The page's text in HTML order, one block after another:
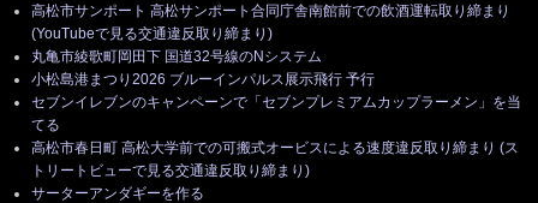
高松市サンポート 高松サンポート合同庁舎南館前での飲酒運転取り締まり
(YouTubeで見る交通違反取り締まり)
丸亀市綾歌町岡田下 国道32号線のNシステム
小松島港まつり2026 ブルーインパルス展示飛行 予行
セブンイレブンのキャンペーンで「セブンプレミアムカップラーメン」を当
てる
高松市春日町 高松大学前での可搬式オービスによる速度違反取り締まり (ス
トリートビューで見る交通違反取り締まり)
サーターアンダギーを作る